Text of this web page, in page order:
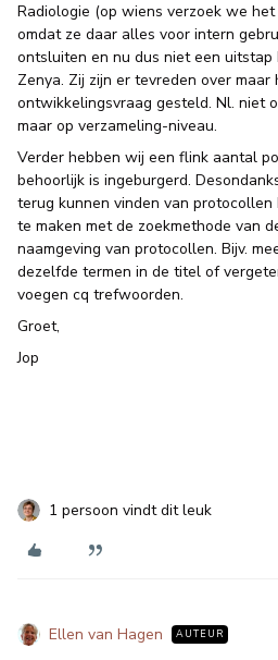
Radiologie (op wiens verzoek we
omdat ze daar alles voor intern
ontsluiten en nu dus niet een uitstap
Zenya. Zij zijn er tevreden over
ontwikkelingsvraag gesteld. Nl. niet
maar op verzameling-niveau.
Verder hebben wij een flink aantal
behoorlijk is ingeburgerd.
terug kunnen vinden van
te maken met de zoekmethode van
naamgeving van protocollen. Bijv.
dezelfde termen in de titel of
voegen cq trefwoorden.
Groet,
Jop
1 persoon vindt dit leuk
Ellen van Hagen AUTEUR